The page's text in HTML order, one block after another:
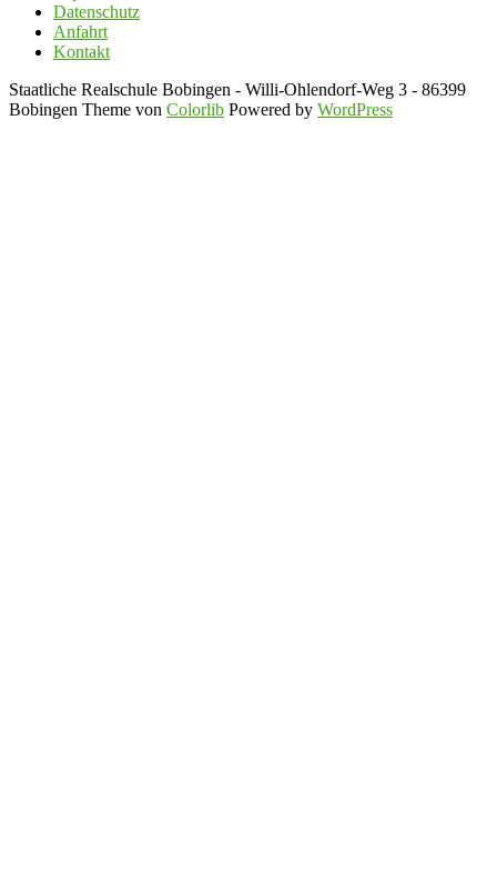
Datenschutz
Anfahrt
Kontakt
Staatliche Realschule Bobingen - Willi-Ohlendorf-Weg 3 - 86399
Bobingen Theme von Colorlib Powered by WordPress